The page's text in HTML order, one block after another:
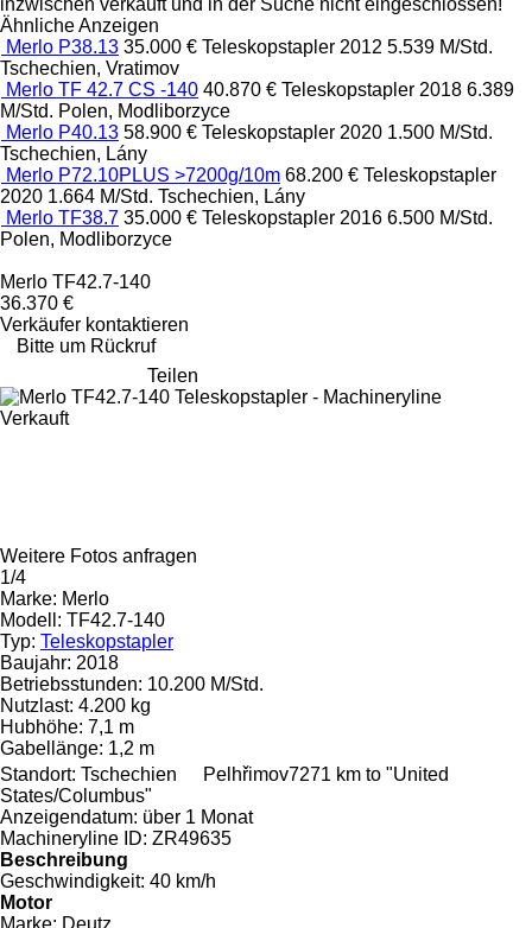
Ähnliche Anzeigen
Merlo P38.13 35.000 € Teleskopstapler 2012 5.539 M/Std.
Tschechien, Vratimov
Merlo TF 42.7 CS -140 40.870 € Teleskopstapler 2018 6.389
M/Std. Polen, Modliborzyce
Merlo P40.13 58.900 € Teleskopstapler 2020 1.500 M/Std.
Tschechien, Lány
Merlo P72.10PLUS >7200g/10m 68.200 € Teleskopstapler
2020 1.664 M/Std. Tschechien, Lány
Merlo TF38.7 35.000 € Teleskopstapler 2016 6.500 M/Std.
Polen, Modliborzyce
Merlo TF42.7-140
36.370 €
Verkäufer kontaktieren
Bitte um Rückruf
Teilen
Verkauft
Weitere Fotos anfragen
1/4
Marke: Merlo
Modell: TF42.7-140
Typ: Teleskopstapler
Baujahr: 2018
Betriebsstunden: 10.200 M/Std.
Nutzlast: 4.200 kg
Hubhöhe: 7,1 m
Gabellänge: 1,2 m
Standort: Tschechien Pelhřimov7271 km to "United
States/Columbus"
Anzeigendatum: über 1 Monat
Machineryline ID: ZR49635
Beschreibung
Geschwindigkeit: 40 km/h
Motor
Marke: Deutz